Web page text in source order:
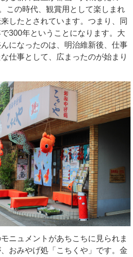
この時代、観賞用として楽しまれ
したとされています。つまり、同
300年ということになります。大
になったのは、明治維新後、仕事
仕事として、広まったのが始まり
ニュメントがあちこちに見られま
おみやげ処「こちくや」です。金